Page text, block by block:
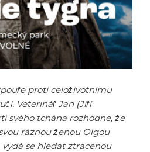
proti celoživotnímu
Veterinář Jan (Jiří
svého tchána rozhodne, že
ráznou ženou Olgou
vydá se hledat ztracenou